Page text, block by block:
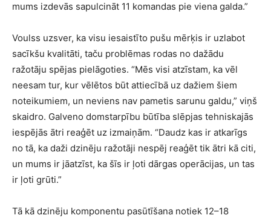
mums izdevās sapulcināt 11 komandas pie viena galda.”
Voulss uzsver, ka visu iesaistīto pušu mērķis ir uzlabot
sacīkšu kvalitāti, taču problēmas rodas no dažādu
ražotāju spējas pielāgoties. “Mēs visi atzīstam, ka vēl
neesam tur, kur vēlētos būt attiecībā uz dažiem šiem
noteikumiem, un neviens nav pametis sarunu galdu,” viņš
skaidro. Galveno domstarpību būtība slēpjas tehniskajās
iespējās ātri reaģēt uz izmaiņām. “Daudz kas ir atkarīgs
no tā, ka daži dzinēju ražotāji nespēj reaģēt tik ātri kā citi,
un mums ir jāatzīst, ka šīs ir ļoti dārgas operācijas, un tas
ir ļoti grūti.”
Tā kā dzinēju komponentu pasūtīšana notiek 12–18